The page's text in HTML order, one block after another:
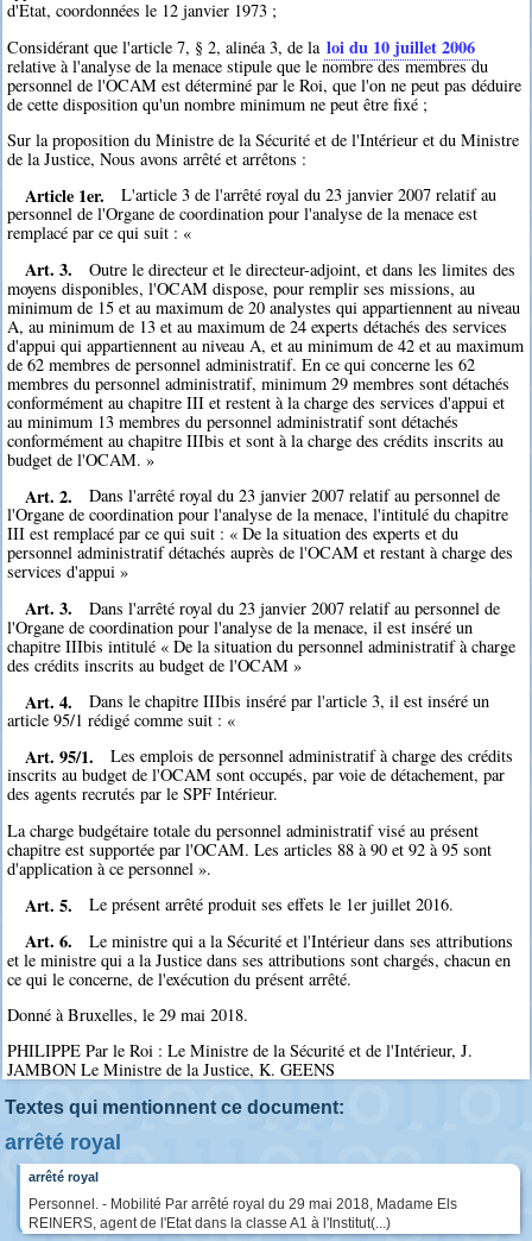
d'Etat, coordonnées le 12 janvier 1973 ;
Considérant que l'article 7, § 2, alinéa 3, de la loi du 10 juillet 2006
relative à l'analyse de la menace stipule que le nombre des membres du
personnel de l'OCAM est déterminé par le Roi, que l'on ne peut pas déduire
de cette disposition qu'un nombre minimum ne peut être fixé ;
Sur la proposition du Ministre de la Sécurité et de l'Intérieur et du Ministre
de la Justice, Nous avons arrêté et arrêtons :
Article 1er.
L'article 3 de l'arrêté royal du 23 janvier 2007 relatif au
personnel de l'Organe de coordination pour l'analyse de la menace est
remplacé par ce qui suit : «
Art. 3.
Outre le directeur et le directeur-adjoint, et dans les limites des
moyens disponibles, l'OCAM dispose, pour remplir ses missions, au
minimum de 15 et au maximum de 20 analystes qui appartiennent au niveau
A, au minimum de 13 et au maximum de 24 experts détachés des services
d'appui qui appartiennent au niveau A, et au minimum de 42 et au maximum
de 62 membres de personnel administratif. En ce qui concerne les 62
membres du personnel administratif, minimum 29 membres sont détachés
conformément au chapitre III et restent à la charge des services d'appui et
au minimum 13 membres du personnel administratif sont détachés
conformément au chapitre IIIbis et sont à la charge des crédits inscrits au
budget de l'OCAM. »
Art. 2.
Dans l'arrêté royal du 23 janvier 2007 relatif au personnel de
l'Organe de coordination pour l'analyse de la menace, l'intitulé du chapitre
III est remplacé par ce qui suit : « De la situation des experts et du
personnel administratif détachés auprès de l'OCAM et restant à charge des
services d'appui »
Art. 3.
Dans l'arrêté royal du 23 janvier 2007 relatif au personnel de
l'Organe de coordination pour l'analyse de la menace, il est inséré un
chapitre IIIbis intitulé « De la situation du personnel administratif à charge
des crédits inscrits au budget de l'OCAM »
Art. 4.
Dans le chapitre IIIbis inséré par l'article 3, il est inséré un
article 95/1 rédigé comme suit : «
Art. 95/1.
Les emplois de personnel administratif à charge des crédits
inscrits au budget de l'OCAM sont occupés, par voie de détachement, par
des agents recrutés par le SPF Intérieur.
La charge budgétaire totale du personnel administratif visé au présent
chapitre est supportée par l'OCAM. Les articles 88 à 90 et 92 à 95 sont
d'application à ce personnel ».
Art. 5. Le présent arrêté produit ses effets le 1er juillet 2016.
Art. 6.
Le ministre qui a la Sécurité et l'Intérieur dans ses attributions
et le ministre qui a la Justice dans ses attributions sont chargés, chacun en
ce qui le concerne, de l'exécution du présent arrêté.
Donné à Bruxelles, le 29 mai 2018.
PHILIPPE Par le Roi : Le Ministre de la Sécurité et de l'Intérieur, J.
JAMBON Le Ministre de la Justice, K. GEENS
Textes qui mentionnent ce document:
arrêté royal
arrêté royal
Personnel. - Mobilité Par arrêté royal du 29 mai 2018, Madame Els
REINERS, agent de l'Etat dans la classe A1 à l'Institut(...)